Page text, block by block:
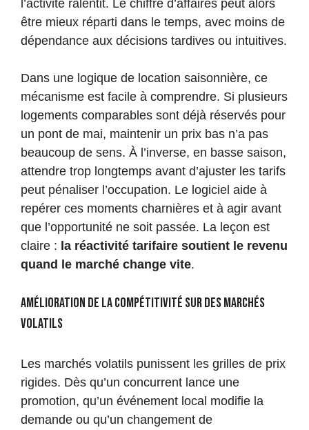
l’activité ralentit. Le chiffre d’affaires peut alors
être mieux réparti dans le temps, avec moins de
dépendance aux décisions tardives ou intuitives.
Dans une logique de location saisonnière, ce
mécanisme est facile à comprendre. Si plusieurs
logements comparables sont déjà réservés pour
un pont de mai, maintenir un prix bas n’a pas
beaucoup de sens. À l’inverse, en basse saison,
attendre trop longtemps avant d’ajuster les tarifs
peut pénaliser l’occupation. Le logiciel aide à
repérer ces moments charnières et à agir avant
que l’opportunité ne soit passée. La leçon est
claire : la réactivité tarifaire soutient le revenu
quand le marché change vite.
Amélioration de la compétitivité sur des marchés
volatils
Les marchés volatils punissent les grilles de prix
rigides. Dès qu’un concurrent lance une
promotion, qu’un événement local modifie la
demande ou qu’un changement de